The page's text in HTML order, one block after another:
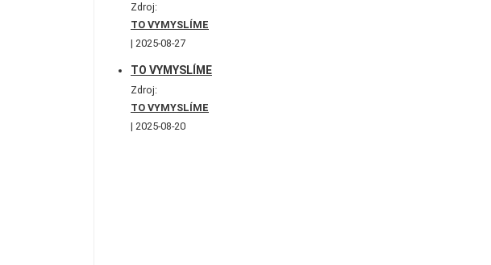
Zdroj:
TO VYMYSLÍME
2025-08-27
TO VYMYSLÍME
Zdroj:
TO VYMYSLÍME
2025-08-20